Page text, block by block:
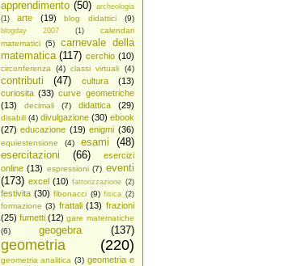
apprendimento (50) archeologia
(1)
arte (19) blog didattici (9)
blogday 2007 (1)
calendari
matematici
(5)
carnevale della
matematica (117) cerchio (10)
circonferenza (4) classi virtuali (4)
contributi (47) cultura
(13)
curiosita (33) curve geometriche
(13)
decimali (7) didattica (29)
disabili (4) divulgazione (30) ebook
(27) educazione (19) enigmi (36)
equiestensione (4) esami
(48)
esercitazioni
(66)
esercizi
online (13) espressioni (7) eventi
(173) excel (10) fattorizzazione (2)
festivita (30) fibonacci (9) fisica (2)
formazione (3) frattali (13) frazioni
(25) fumetti (12) gare matematiche
(6)
geogebra (137)
geometria (220)
geometria analitica (3) geometria e